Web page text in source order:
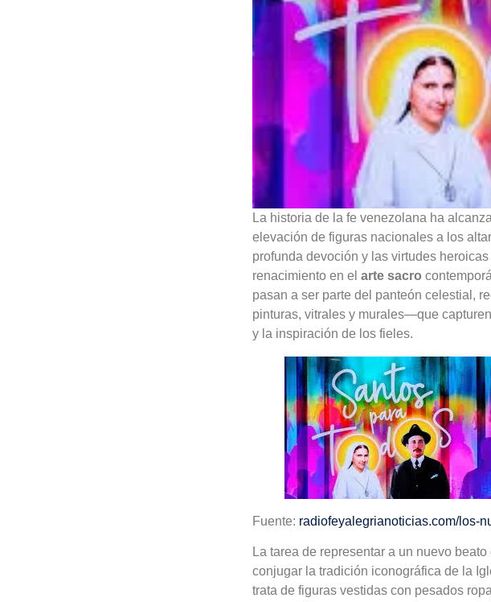
La historia de la fe venezolana ha
elevación de figuras nacionales a los
profunda devoción y las virtudes
renacimiento en el arte sacro
pasan a ser parte del panteón celestial,
pinturas, vitrales y murales—que
y la inspiración de los fieles.
Fuente: radiofeyalegrianoticias.com/los-
La tarea de representar a un nuevo
conjugar la tradición iconográfica de la
trata de figuras vestidas con pesados